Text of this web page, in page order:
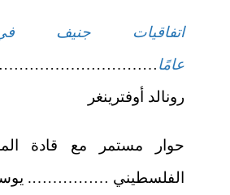
اتفاقيات جنيف
عامًا
رونالد أوفترينغر
حوار مستمر مع قادة
الفلسطيني …………….